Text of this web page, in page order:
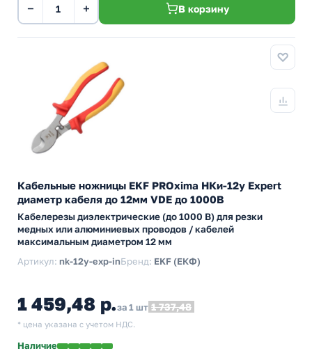
− + В корзину
Кабельные ножницы EKF PROxima НКи-12у Expert
диаметр кабеля до 12мм VDE до 1000В
Кабелерезы диэлектрические (до 1000 В) для резки
медных или алюминиевых проводов / кабелей
максимальным диаметром 12 мм
Артикул: nk-12y-exp-inБренд: EKF (ЕКФ)
1 459,48 р.за 1 шт 1 737,48
* цена указана с учетом НДС.
Наличие